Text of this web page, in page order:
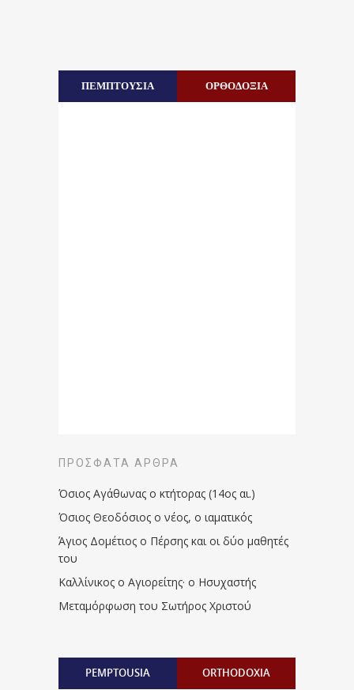
ΠΕΜΠΤΟΥΣΙΑ ΟΡΘΟΔΟΞΙΑ
ΠΡΌΣΦΑΤΑ ΆΡΘΡΑ
Όσιος Αγάθωνας ο κτήτορας (14ος αι.)
Όσιος Θεοδόσιος ο νέος, ο ιαματικός
Άγιος Δομέτιος ο Πέρσης και οι δύο μαθητές
του
Καλλίνικος ο Αγιορείτης · ο Ησυχαστής
Μεταμόρφωση του Σωτήρος Χριστού
PEMPTOUSIA ORTHODOXIA